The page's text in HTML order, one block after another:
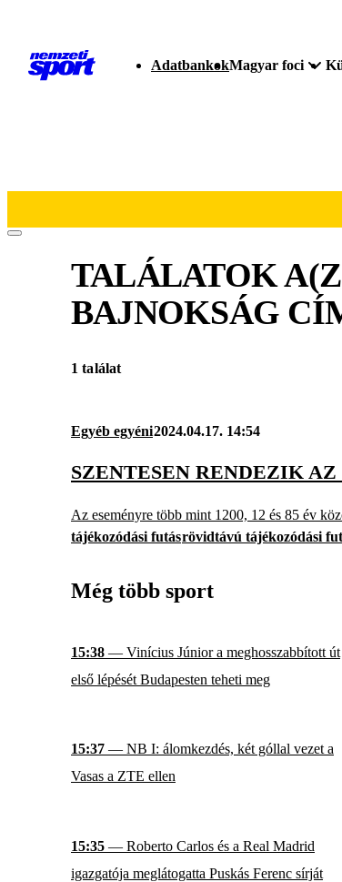
AdatbankokMagyar foci
TALÁLATOK
BAJNOKSÁG
1 találat
Egyéb egyéni2024.04.17. 14:54
SZENTESEN RENDEZIK
Az eseményre több mint 1200, 12 és 85 év
tájékozódási futásrövidtávú tájékozódási
Még több sport
15:38 — Vinícius Júnior a meghosszabbított út
első lépését Budapesten teheti meg
15:37 — NB I: álomkezdés, két góllal vezet a
Vasas a ZTE ellen
15:35 — Roberto Carlos és a Real Madrid
igazgatója meglátogatta Puskás Ferenc sírját